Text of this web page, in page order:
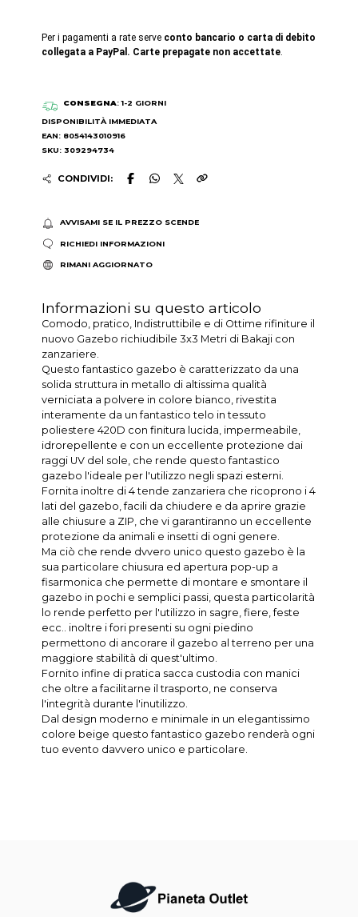
Per i pagamenti a rate serve conto bancario o carta di debito
collegata a PayPal. Carte prepagate non accettate.
CONSEGNA: 1-2 GIORNI
DISPONIBILITÀ IMMEDIATA
EAN: 8054143010916
SKU: 309294734
CONDIVIDI:
AVVISAMI SE IL PREZZO SCENDE
RICHIEDI INFORMAZIONI
RIMANI AGGIORNATO
Informazioni su questo articolo
Comodo, pratico, Indistruttibile e di Ottime rifiniture il
nuovo Gazebo richiudibile 3x3 Metri di Bakaji con
zanzariere.
Questo fantastico gazebo è caratterizzato da una
solida struttura in metallo di altissima qualità
verniciata a polvere in colore bianco, rivestita
interamente da un fantastico telo in tessuto
poliestere 420D con finitura lucida, impermeabile,
idrorepellente e con un eccellente protezione dai
raggi UV del sole, che rende questo fantastico
gazebo l'ideale per l'utilizzo negli spazi esterni.
Fornita inoltre di 4 tende zanzariera che ricoprono i 4
lati del gazebo, facili da chiudere e da aprire grazie
alle chiusure a ZIP, che vi garantiranno un eccellente
protezione da animali e insetti di ogni genere.
Ma ciò che rende dvvero unico questo gazebo è la
sua particolare chiusura ed apertura pop-up a
fisarmonica che permette di montare e smontare il
gazebo in pochi e semplici passi, questa particolarità
lo rende perfetto per l'utilizzo in sagre, fiere, feste
ecc.. inoltre i fori presenti su ogni piedino
permettono di ancorare il gazebo al terreno per una
maggiore stabilità di quest'ultimo.
Fornito infine di pratica sacca custodia con manici
che oltre a facilitarne il trasporto, ne conserva
l'integrità durante l'inutilizzo.
Dal design moderno e minimale in un elegantissimo
colore beige questo fantastico gazebo renderà ogni
tuo evento davvero unico e particolare.